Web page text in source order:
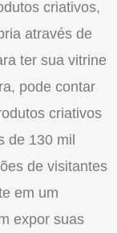
criativos,
através de
ter sua vitrine
pode contar
criativos
de 130 mil
de visitantes
em um
expor suas